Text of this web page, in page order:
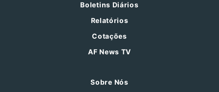
Boletins Diários
Relatórios
Cotações
AF News TV
Sobre Nós